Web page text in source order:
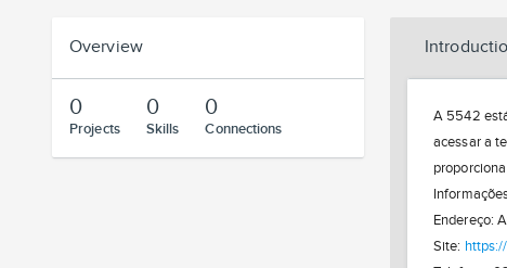
Overview
0
Projects
0
Skills
0
Connections
A 5542
acessar a
Endereço:
Site: